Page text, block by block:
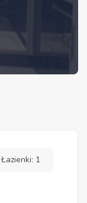
Łazienki: 1